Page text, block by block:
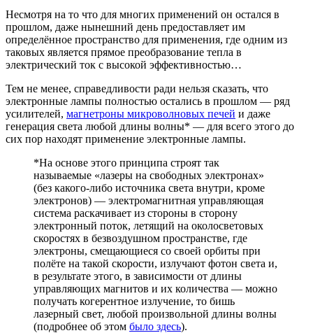
Несмотря на то что для многих применений он остался в
прошлом, даже нынешний день предоставляет им
определённое пространство для применения, где одним из
таковых является прямое преобразование тепла в
электрический ток с высокой эффективностью…
Тем не менее, справедливости ради нельзя сказать, что
электронные лампы полностью остались в прошлом — ряд
усилителей, магнетроны микроволновых печей и даже
генерация света любой длины волны* — для всего этого до
сих пор находят применение электронные лампы.
*На основе этого принципа строят так
называемые «лазеры на свободных электронах»
(без какого-либо источника света внутри, кроме
электронов) — электромагнитная управляющая
система раскачивает из стороны в сторону
электронный поток, летящий на околосветовых
скоростях в безвоздушном пространстве, где
электроны, смещающиеся со своей орбиты при
полёте на такой скорости, излучают фотон света и,
в результате этого, в зависимости от длины
управляющих магнитов и их количества — можно
получать когерентное излучение, то бишь
лазерный свет, любой произвольной длины волны
(подробнее об этом было здесь).